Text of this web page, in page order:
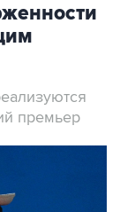
премьер